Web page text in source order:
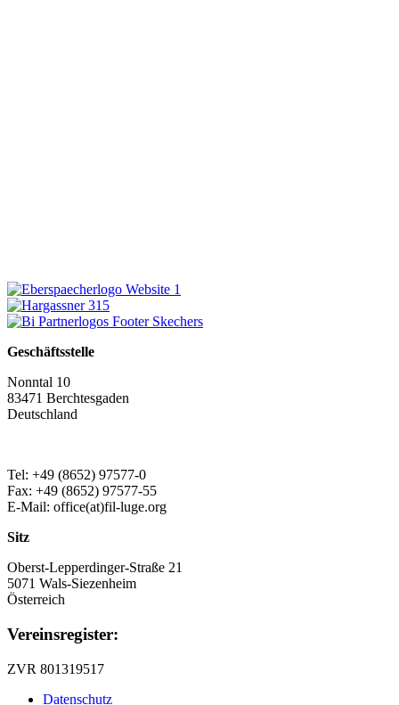
Geschäftsstelle
Nonntal 10
83471 Berchtesgaden
Deutschland
Tel: +49 (8652) 97577-0
Fax: +49 (8652) 97577-55
E-Mail: office(at)fil-luge.org
Sitz
Oberst-Lepperdinger-Straße 21
5071 Wals-Siezenheim
Österreich
Vereinsregister:
ZVR 801319517
Datenschutz